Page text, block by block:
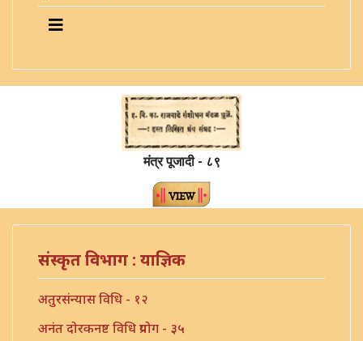
मंत्र पूजादी - ८९
संस्कृत विभाग : याज्ञिक
अतुरसंन्यास विधि - १२
अनंत दोरकनष्ट विधि प्रयोग - ३५